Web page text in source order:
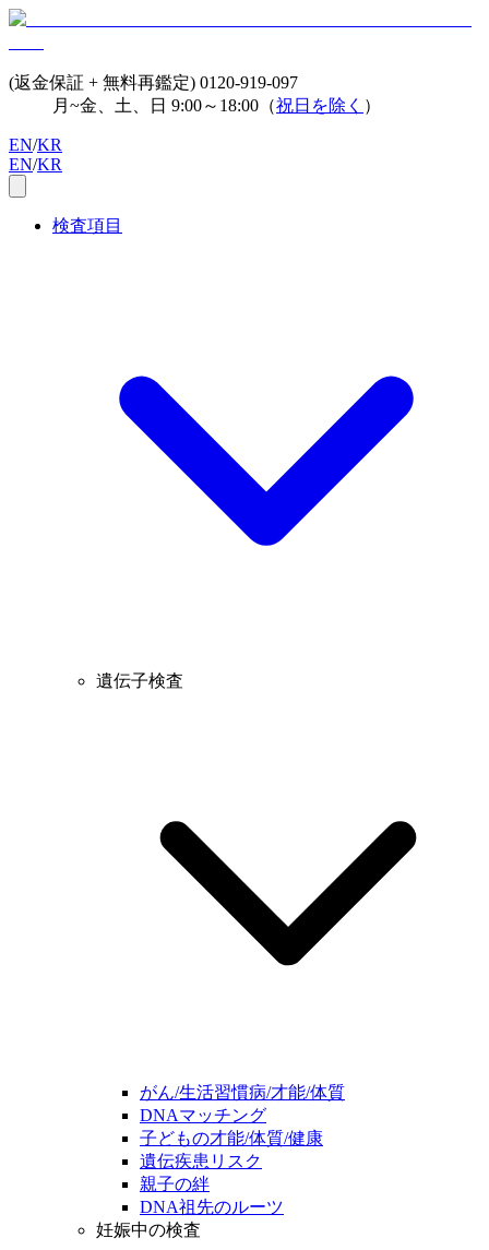
(返金保証 + 無料再鑑定) 0120-919-097
月~金、土、日 9:00～18:00（祝日を除く ）
EN/KR
EN/KR
検査項目
遺伝子検査
がん/生活習慣病/才能/体質
DNAマッチング
子どもの才能/体質/健康
遺伝疾患リスク
親子の絆
DNA祖先のルーツ
妊娠中の検査